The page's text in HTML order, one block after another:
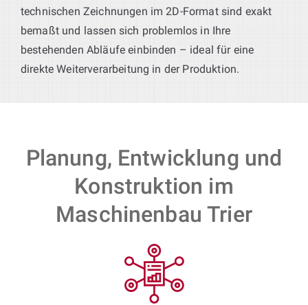
technischen Zeichnungen im 2D-Format sind exakt
bemaßt und lassen sich problemlos in Ihre
bestehenden Abläufe einbinden – ideal für eine
direkte Weiterverarbeitung in der Produktion.
Planung, Entwicklung und
Konstruktion im
Maschinenbau Trier